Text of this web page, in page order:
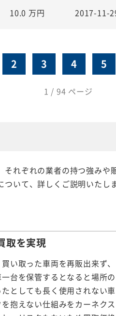
10.0 万円 2017-11-
2 3 4 5
1 / 94 ページ
れぞれの業者の持つ強みや
いて、詳しくご説明いたしま
取を実現
い取った車両を再販出来ず、
台を保管するとなると場所の
としても長く使用されない車
抱えない仕組みをカーネクス